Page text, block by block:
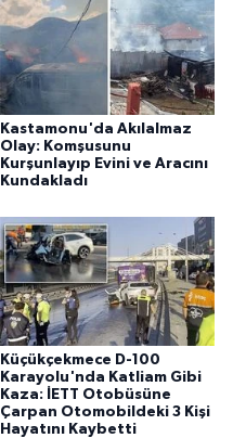
Kastamonu'da Akılalmaz
Olay: Komşusunu
Kurşunlayıp Evini ve Aracını
Kundakladı
Küçükçekmece D-100
Karayolu'nda Katliam Gibi
Kaza: İETT Otobüsüne
Çarpan Otomobildeki 3 Kişi
Hayatını Kaybetti